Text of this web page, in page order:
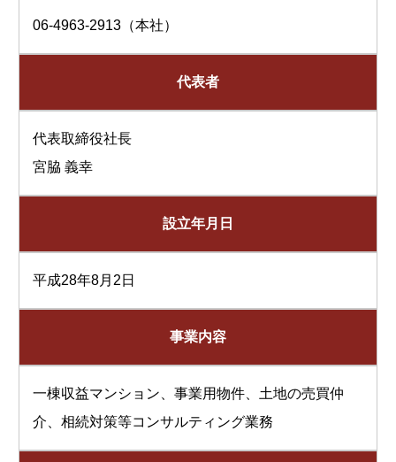
06-4963-2913（本社）
代表者
代表取締役社長
宮脇 義幸
設立年月日
平成28年8月2日
事業内容
一棟収益マンション、事業用物件、土地の売買仲
介、相続対策等コンサルティング業務